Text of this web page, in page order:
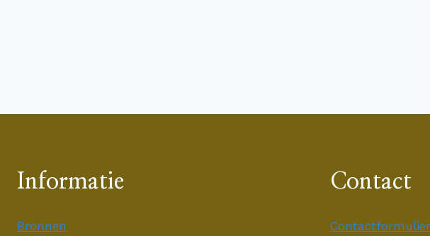
Informatie
Bronnen
Contact
Contactformulier